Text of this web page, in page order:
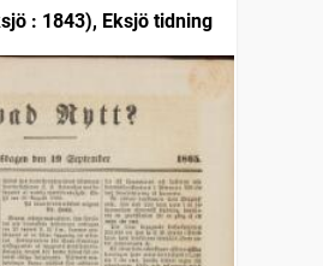
: 1843), Eksjö tidning